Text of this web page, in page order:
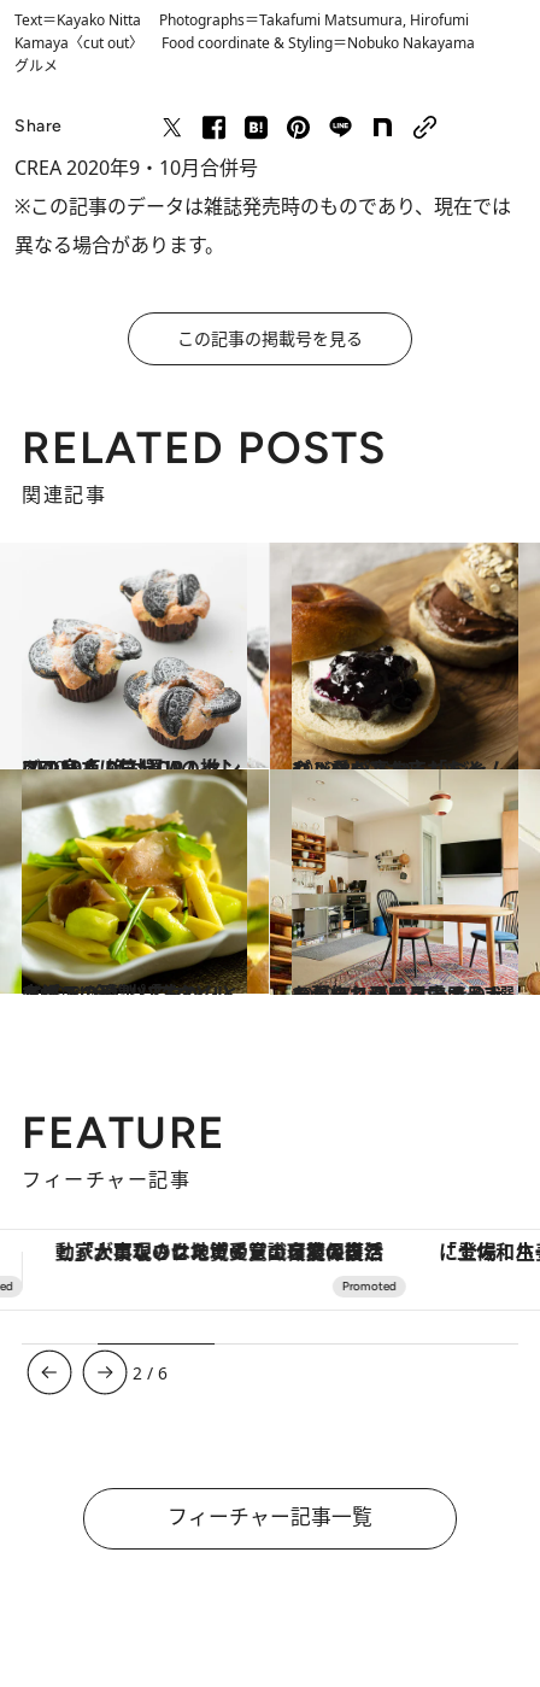
Text＝Kayako Nitta Photographs＝Takafumi Matsumura, Hirofumi
Kamaya〈cut out〉 Food coordinate & Styling＝Nobuko Nakayama
グルメ
Share
CREA 2020年9・10月合併号
※この記事のデータは雑誌発売時のものであり、現在では
異なる場合があります。
この記事の掲載号を見る
RELATED POSTS
関連記事
2020.8.7
DEAN ＆ DELUCAの推しメン10点 絶対買い！センスの良さに気分UP
グルメ 2020.8.10
パン愛が高まる「おとも」たち おいしいジャムやバターもお忘れなく
グルメ
2020.8.6
本場で“冷製パスタ”といえばこの形！ 「生ハムとメロンの冷製パスタ」レシピ
グルメ 2020.7.7
おしゃれ日用品店オーナーが惚れ込む すっきりした暮らしが叶う愛用品7選
ライフスタイル
FEATURE
フィーチャー記事
「土佐和ハーブかき氷」がOMO7高知に登場！生姜、山椒、大葉など目にも舌にも涼を呼ぶ郷土の味 【夏限定ディナーコース】旬を
3 /6
フィーチャー記事一覧